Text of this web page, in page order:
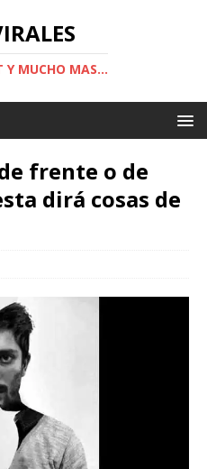
Y MUCHO MAS...
frente o de
dirá cosas de